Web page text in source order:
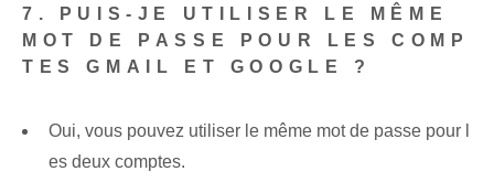
7. PUIS-JE UTILISER LE MÊME
MOT DE PASSE POUR LES COMP
TES GMAIL ET GOOGLE ?
Oui, vous pouvez utiliser le même mot de passe pour l
es deux comptes.